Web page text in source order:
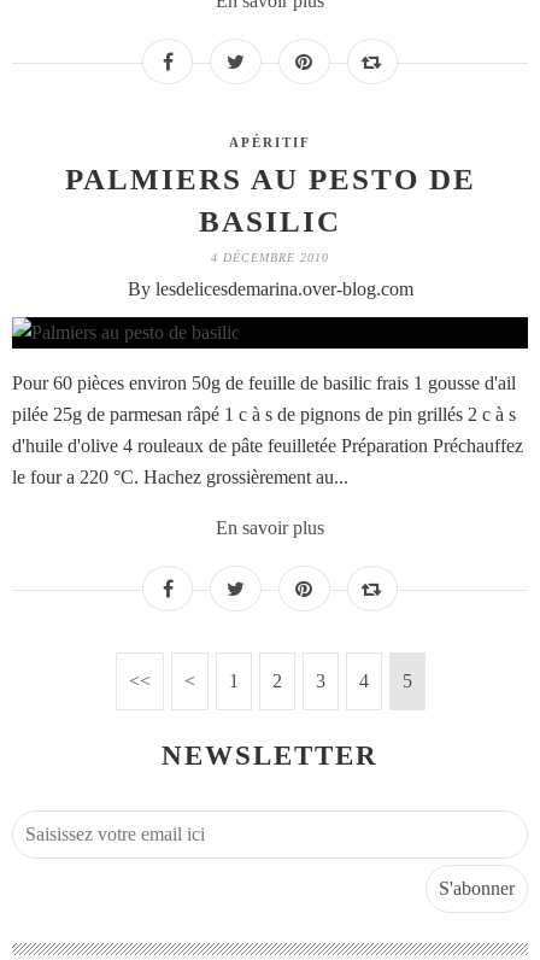
APÉRITIF
PALMIERS AU PESTO DE
BASILIC
4 DÉCEMBRE 2010
By lesdelicesdemarina.over-blog.com
Pour 60 pièces environ 50g de feuille de basilic frais 1 gousse d'ail
pilée 25g de parmesan râpé 1 c à s de pignons de pin grillés 2 c à s
d'huile d'olive 4 rouleaux de pâte feuilletée Préparation Préchauffez
le four a 220 °C. Hachez grossièrement au...
En savoir plus
<< < 1 2 3 4 5
NEWSLETTER